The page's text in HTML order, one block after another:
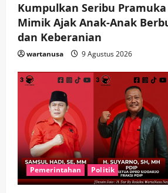
5
Sinergi Permudah
hingga Hibah
wartanusa
Kumpulkan Seribu Pramuka
Mimik Ajak Anak-Anak
dan Keberanian
wartanusa 9 Agustus 2026
Pemerintahan Politik